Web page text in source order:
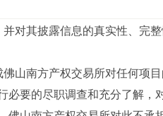
对其披露信息的真实性、完
山南方产权交易所对任何项
要的尽职调查和充分了解，